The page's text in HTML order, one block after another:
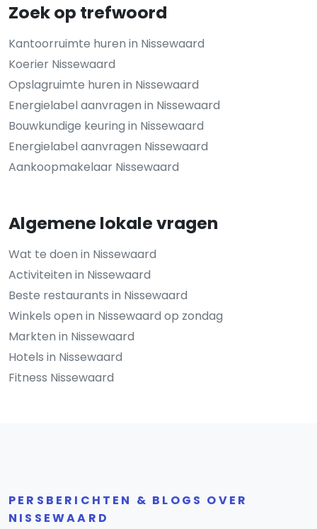
Zoek op trefwoord
Kantoorruimte huren in Nissewaard
Koerier Nissewaard
Opslagruimte huren in Nissewaard
Energielabel aanvragen in Nissewaard
Bouwkundige keuring in Nissewaard
Energielabel aanvragen Nissewaard
Aankoopmakelaar Nissewaard
Algemene lokale vragen
Wat te doen in Nissewaard
Activiteiten in Nissewaard
Beste restaurants in Nissewaard
Winkels open in Nissewaard op zondag
Markten in Nissewaard
Hotels in Nissewaard
Fitness Nissewaard
PERSBERICHTEN & BLOGS OVER
NISSEWAARD